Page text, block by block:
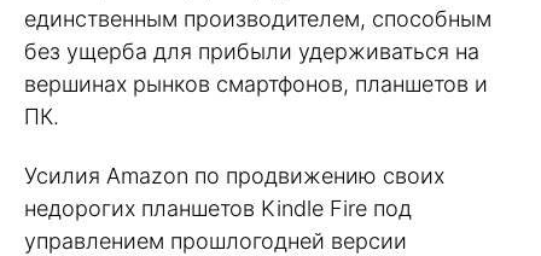
единственным производителем, способным
без ущерба для прибыли удерживаться на
вершинах рынков смартфонов, планшетов и
ПК.
Усилия Amazon по продвижению своих
недорогих планшетов Kindle Fire под
управлением прошлогодней версии